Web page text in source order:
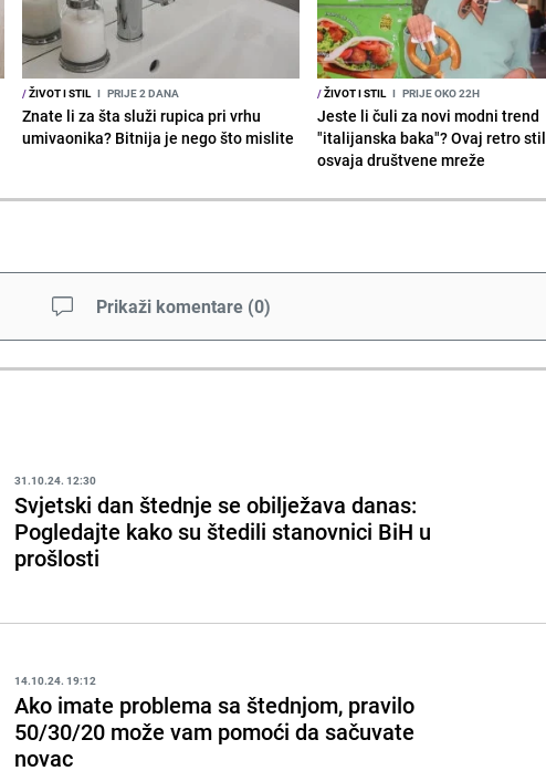
/ŽIVOT I STIL I PRIJE 2 DANA
Znate li za šta služi rupica pri vrhu
umivaonika? Bitnija je nego što mislite
/ŽIVOT I STIL I PRIJE OKO 22H
Jeste li čuli za novi modni trend
"italijanska baka"? Ovaj retro stil
osvaja društvene mreže
Prikaži komentare (0)
31.10.24. 12:30
Svjetski dan štednje se obilježava danas:
Pogledajte kako su štedili stanovnici BiH u
prošlosti
14.10.24. 19:12
Ako imate problema sa štednjom, pravilo
50/30/20 može vam pomoći da sačuvate
novac